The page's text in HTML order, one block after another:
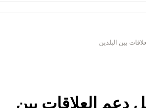
بين البلدين
دعم العلاقات بين